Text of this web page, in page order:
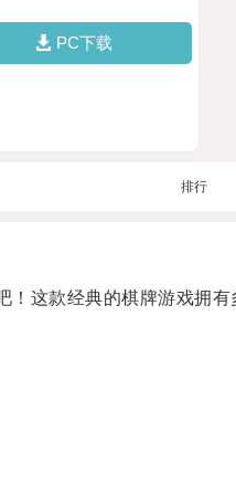
PC下载
排行
这款经典的棋牌游戏拥有